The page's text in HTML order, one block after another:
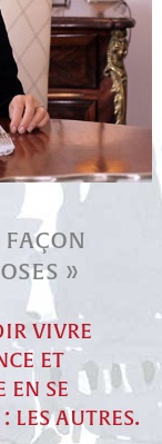
façon
»
vivre
et
se
les autres.